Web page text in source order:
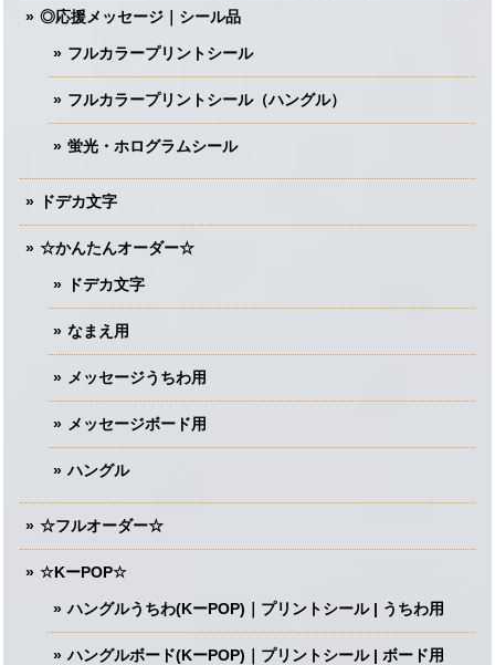
◎応援メッセージ｜シール品
フルカラープリントシール
フルカラープリントシール（ハングル）
蛍光・ホログラムシール
ドデカ文字
☆かんたんオーダー☆
ドデカ文字
なまえ用
メッセージうちわ用
メッセージボード用
ハングル
☆フルオーダー☆
☆KーPOP☆
ハングルうちわ(KーPOP)｜プリントシール | うちわ用
ハングルボード(KーPOP)｜プリントシール | ボード用